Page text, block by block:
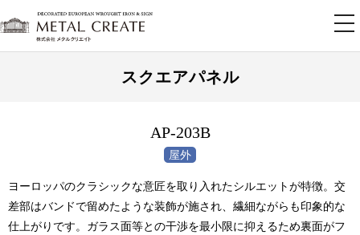
スクエアパネル
AP-203B
ヨーロッパのクラシックな意匠を取り入れたシルエットが特徴。交
差部はバンドで留めたような装飾が施され、繊細ながらも印象的な
仕上がりです。ガラス面等との干渉を最小限に抑えるため裏面がフ